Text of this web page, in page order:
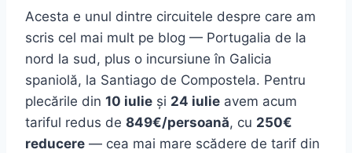
Acesta e unul dintre circuitele despre care am
scris cel mai mult pe blog — Portugalia de la
nord la sud, plus o incursiune în Galicia
spaniolă, la Santiago de Compostela. Pentru
plecările din 10 iulie și 24 iulie avem acum
tariful redus de 849€/persoană, cu 250€
reducere — cea mai mare scădere de tarif din